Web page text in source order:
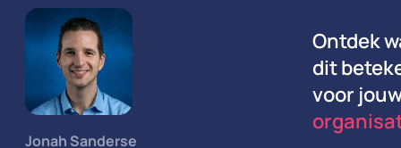
Jonah Sanderse
Ontdek
dit
voor